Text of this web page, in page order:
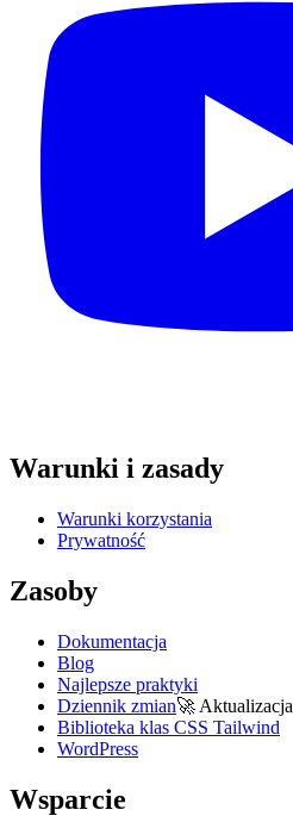
Warunki i zasady
Warunki korzystania
Prywatność
Zasoby
Dokumentacja
Blog
Najlepsze praktyki
Dziennik zmian🚀 Aktualizacja
Biblioteka klas CSS Tailwind
WordPress
Wsparcie